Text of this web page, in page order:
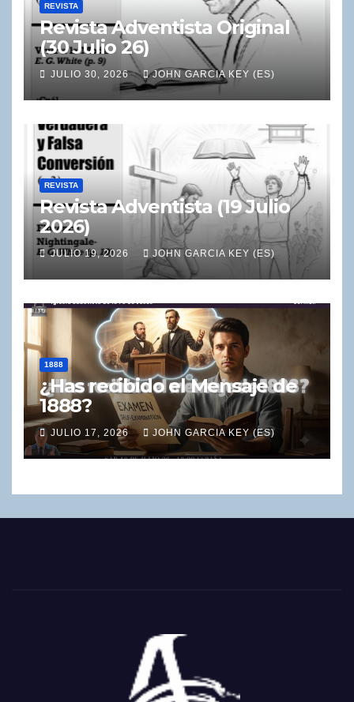
REVISTA
Revista Adventista Original
(30 Julio 26)
JULIO 30, 2026 JOHN GARCIA KEY (ES)
REVISTA
Revista Adventista (19 Julio
2026)
JULIO 19, 2026 JOHN GARCIA KEY (ES)
1888
¿Has recibido el Mensaje de
1888?
JULIO 17, 2026 JOHN GARCIA KEY (ES)